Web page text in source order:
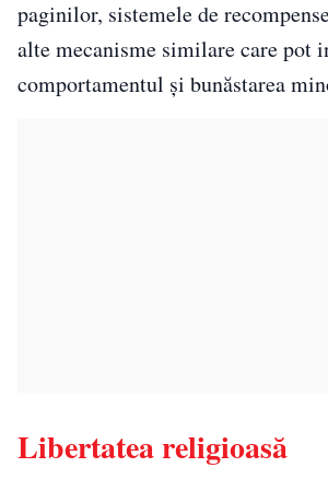
paginilor, sistemele de
alte mecanisme similare care pot
comportamentul și bunăstarea
Libertatea religioasă